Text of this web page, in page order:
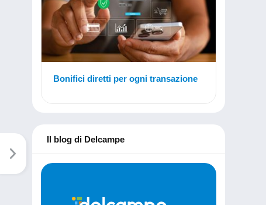
Bonifici diretti per ogni transazione
Il blog di Delcampe